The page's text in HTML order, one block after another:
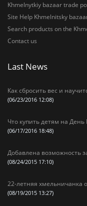
Khmelnytkiy bazaar trade
Site Help Khmelnitsky
Search products on the
Contact us
Last News
Как сбросить вес и
(06/23/2016 12:08)
Что купить детям на
(06/17/2016 18:48)
Добавлена возможность
(08/24/2015 17:10)
22-летняя хмельничанка
(08/19/2015 13:27)